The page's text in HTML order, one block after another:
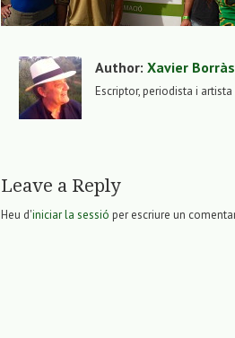
Author: Xavier Borràs
Escriptor, periodista i
Leave a Reply
Heu d'iniciar la sessió per escriure un